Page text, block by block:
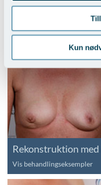
Kun
Rekonstruktion med
Vis behandlingseksempler>
Rekonstruktion
Vis behandlingseksempler